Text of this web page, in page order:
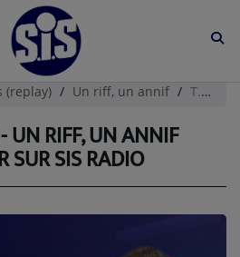
(replay) Un riff, un annif T.REX-Get In On - Un riff, un annif avec Guy Guitar sur SIS Radio
UN RIFF, UN ANNIF
SUR SIS RADIO